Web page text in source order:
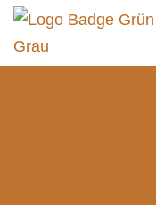
Skip
content